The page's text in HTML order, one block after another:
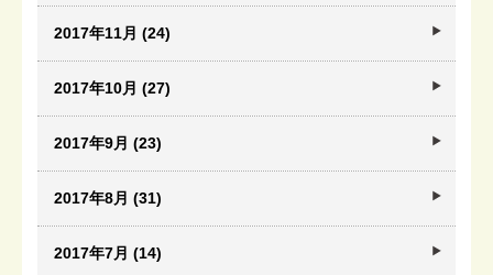
2017年11月 (24)
2017年10月 (27)
2017年9月 (23)
2017年8月 (31)
2017年7月 (14)